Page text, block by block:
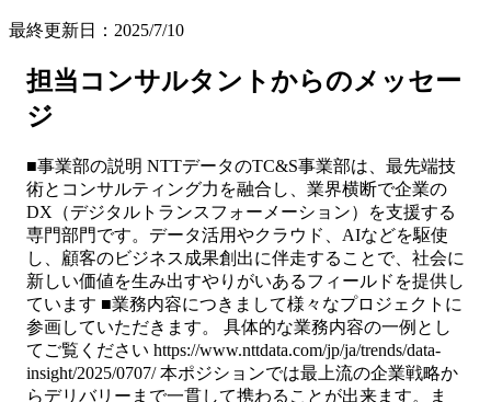
最終更新日：2025/7/10
担当コンサルタントからのメッセー
ジ
■事業部の説明 NTTデータのTC&S事業部は、最先端技
術とコンサルティング力を融合し、業界横断で企業の
DX（デジタルトランスフォーメーション）を支援する
専門部門です。データ活用やクラウド、AIなどを駆使
し、顧客のビジネス成果創出に伴走することで、社会に
新しい価値を生み出すやりがいあるフィールドを提供し
ています ■業務内容につきまして様々なプロジェクトに
参画していただきます。 具体的な業務内容の一例とし
てご覧ください https://www.nttdata.com/jp/ja/trends/data-
insight/2025/0707/ 本ポジションでは最上流の企業戦略か
らデリバリーまで一貫して携わることが出来ます。ま